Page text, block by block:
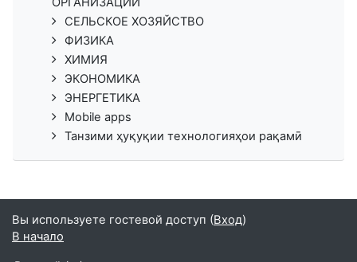
СЕЛЬСКОЕ ХОЗЯЙСТВО
ФИЗИКА
ХИМИЯ
ЭКОНОМИКА
ЭНЕРГЕТИКА
Mobile apps
Танзими ҳуқуқии технологияҳои рақамӣ
Вы используете гостевой доступ (Вход)
В начало